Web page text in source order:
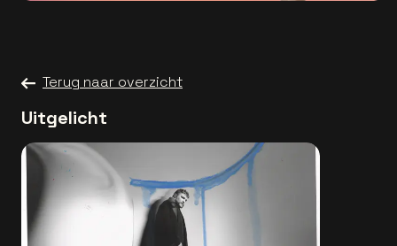
Terug naar overzicht
Uitgelicht